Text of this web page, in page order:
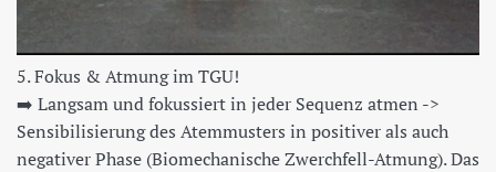
5. Fokus & Atmung im TGU!
➡️ Langsam und fokussiert in jeder Sequenz atmen ->
Sensibilisierung des Atemmusters in positiver als auch
negativer Phase (Biomechanische Zwerchfell-Atmung). Das